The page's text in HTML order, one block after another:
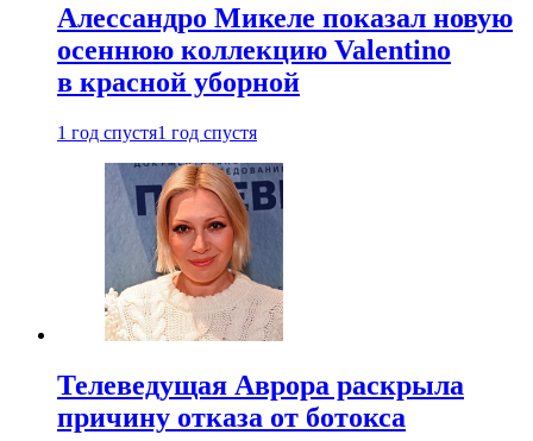
Алессандро Микеле показал новую
осеннюю коллекцию Valentino
в красной уборной
1 год спустя1 год спустя
Телеведущая Аврора раскрыла
причину отказа от ботокса